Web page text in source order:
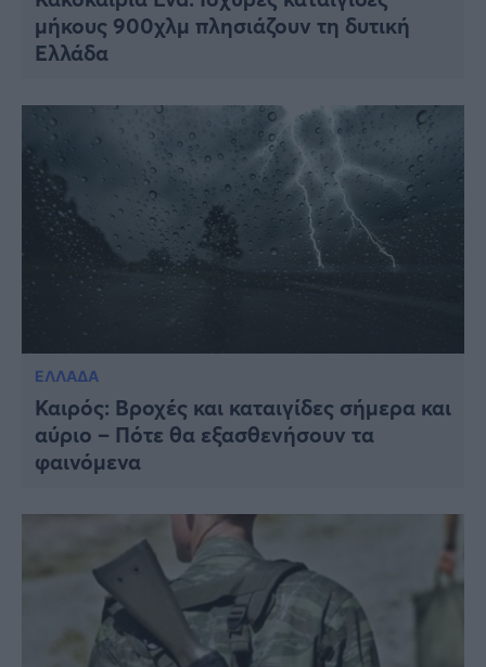
μήκους 900χλμ πλησιάζουν τη δυτική
Ελλάδα
ΕΛΛΑΔΑ
Καιρός: Βροχές και καταιγίδες σήμερα και
αύριο – Πότε θα εξασθενήσουν τα
φαινόμενα